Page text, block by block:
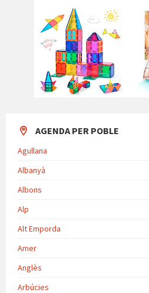
AGENDA PER POBLE
Agullana
Albanyà
Albons
Alp
Alt Emporda
Amer
Anglès
Arbúcies